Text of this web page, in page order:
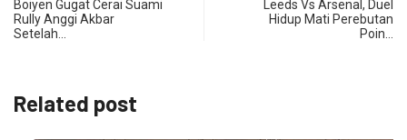
Boiyen Gugat Cerai Suami
Rully Anggi Akbar
Setelah…
Leeds Vs Arsenal, Duel
Hidup Mati Perebutan
Poin…
Related post